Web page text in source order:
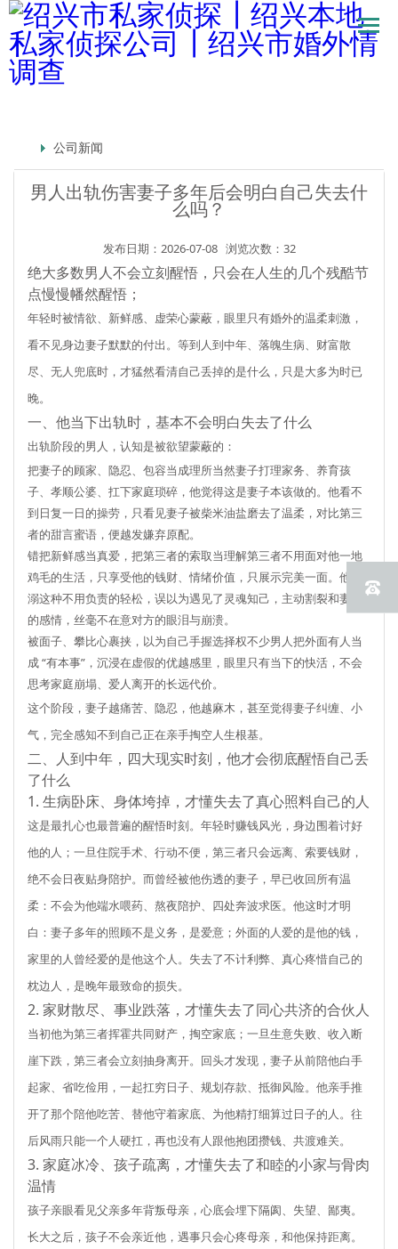
公司新闻
男人出轨伤害妻子多年后会明白自己失去什
么吗？
发布日期：2026-07-08 浏览次数：32
绝大多数男人不会立刻醒悟，只会在人生的几个残酷节
点慢慢幡然醒悟；
年轻时被情欲、新鲜感、虚荣心蒙蔽，眼里只有婚外的温柔刺激，
看不见身边妻子默默的付出。等到人到中年、落魄生病、财富散
尽、无人兜底时，才猛然看清自己丢掉的是什么，只是大多为时已
晚。
一、他当下出轨时，基本不会明白失去了什么
出轨阶段的男人，认知是被欲望蒙蔽的：
把妻子的顾家、隐忍、包容当成理所当然妻子打理家务、养育孩
子、孝顺公婆、扛下家庭琐碎，他觉得这是妻子本该做的。他看不
到日复一日的操劳，只看见妻子被柴米油盐磨去了温柔，对比第三
者的甜言蜜语，便越发嫌弃原配。
错把新鲜感当真爱，把第三者的索取当理解第三者不用面对他一地
鸡毛的生活，只享受他的钱财、情绪价值，只展示完美一面。他沉
溺这种不用负责的轻松，误以为遇见了灵魂知己，主动割裂和妻子
的感情，丝毫不在意对方的眼泪与崩溃。
被面子、攀比心裹挟，以为自己手握选择权不少男人把外面有人当
成 “有本事”，沉浸在虚假的优越感里，眼里只有当下的快活，不会
思考家庭崩塌、爱人离开的长远代价。
这个阶段，妻子越痛苦、隐忍，他越麻木，甚至觉得妻子纠缠、小
气，完全感知不到自己正在亲手掏空人生根基。
二、人到中年，四大现实时刻，他才会彻底醒悟自己丢
了什么
1. 生病卧床、身体垮掉，才懂失去了真心照料自己的人
这是最扎心也最普遍的醒悟时刻。年轻时赚钱风光，身边围着讨好
他的人；一旦住院手术、行动不便，第三者只会远离、索要钱财，
绝不会日夜贴身陪护。而曾经被他伤透的妻子，早已收回所有温
柔：不会为他端水喂药、熬夜陪护、四处奔波求医。他这时才明
白：妻子多年的照顾不是义务，是爱意；外面的人爱的是他的钱，
家里的人曾经爱的是他这个人。失去了不计利弊、真心疼惜自己的
枕边人，是晚年最致命的损失。
2. 家财散尽、事业跌落，才懂失去了同心共济的合伙人
当初他为第三者挥霍共同财产，掏空家底；一旦生意失败、收入断
崖下跌，第三者会立刻抽身离开。回头才发现，妻子从前陪他白手
起家、省吃俭用，一起扛穷日子、规划存款、抵御风险。他亲手推
开了那个陪他吃苦、替他守着家底、为他精打细算过日子的人。往
后风雨只能一个人硬扛，再也没有人跟他抱团攒钱、共渡难关。
3. 家庭冰冷、孩子疏离，才懂失去了和睦的小家与骨肉
温情
孩子亲眼看见父亲多年背叛母亲，心底会埋下隔阂、失望、鄙夷。
长大之后，孩子不会亲近他，遇事只会心疼母亲，和他保持距离。